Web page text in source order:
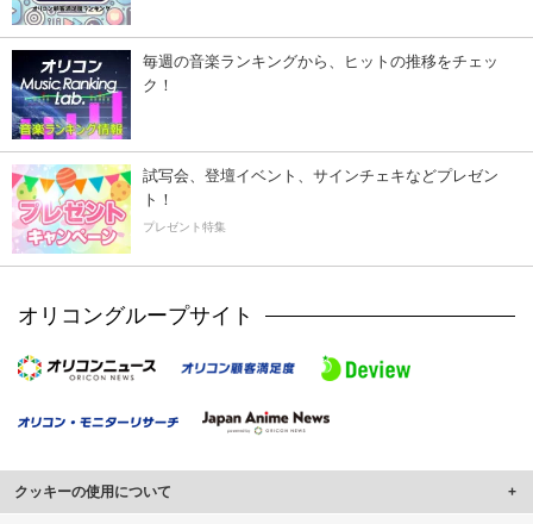
毎週の音楽ランキングから、ヒットの推移をチェッ
ク！
試写会、登壇イベント、サインチェキなどプレゼン
ト！
プレゼント特集
オリコングループサイト
クッキーの使用について